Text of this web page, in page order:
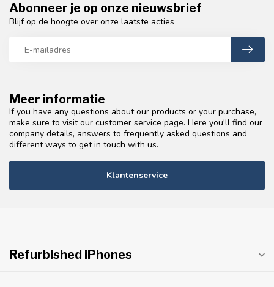
Meer informatie
If you have any questions about our products or your purchase,
make sure to visit our customer service page. Here you'll find our
company details, answers to frequently asked questions and
different ways to get in touch with us.
Klantenservice
Abonneer je op onze nieuwsbrief
Blijf op de hoogte over onze laatste acties
Refurbished iPhones